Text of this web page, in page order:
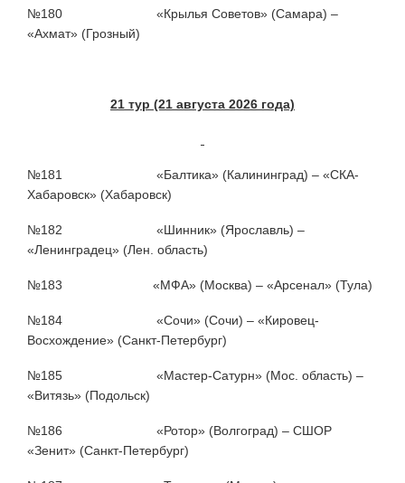
№180 «Крылья Советов» (Самара) –
«Ахмат» (Грозный)
21 тур (21 августа 2026 года)
№181 «Балтика» (Калининград) – «СКА-
Хабаровск» (Хабаровск)
№182 «Шинник» (Ярославль) –
«Ленинградец» (Лен. область)
№183 «МФА» (Москва) – «Арсенал» (Тула)
№184 «Сочи» (Сочи) – «Кировец-
Восхождение» (Санкт-Петербург)
№185 «Мастер-Сатурн» (Мос. область) –
«Витязь» (Подольск)
№186 «Ротор» (Волгоград) – СШОР
«Зенит» (Санкт-Петербург)